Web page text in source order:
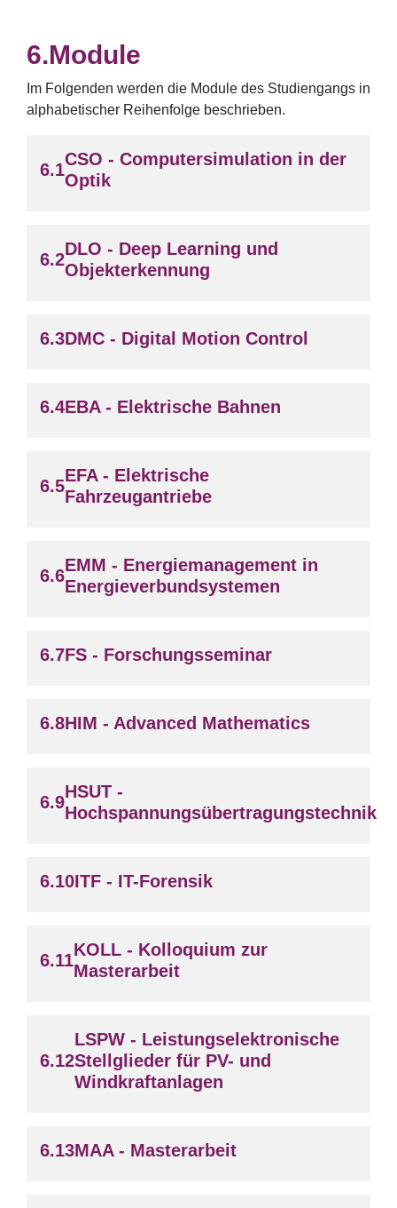
Module
Im Folgenden werden die Module des Studiengangs in
alphabetischer Reihenfolge beschrieben.
CSO - Computersimulation in der
Optik
DLO - Deep Learning und
Objekterkennung
DMC - Digital Motion Control
EBA - Elektrische Bahnen
EFA - Elektrische
Fahrzeugantriebe
EMM - Energiemanagement in
Energieverbundsystemen
FS - Forschungsseminar
HIM - Advanced Mathematics
HSUT -
Hochspannungsübertragungstechnik
ITF - IT-Forensik
KOLL - Kolloquium zur
Masterarbeit
LSPW - Leistungselektronische
Stellglieder für PV- und
Windkraftanlagen
MAA - Masterarbeit